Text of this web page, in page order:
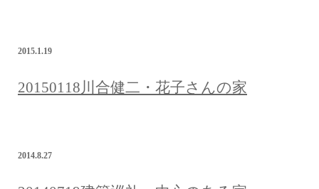
2015.1.19
20150118川合健二・花子さんの家
2014.8.27